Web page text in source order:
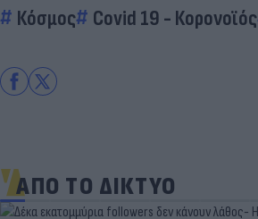
Κόσμος Covid 19 - Κορονοϊός
ΑΠΟ ΤΟ ΔΙΚΤΥΟ